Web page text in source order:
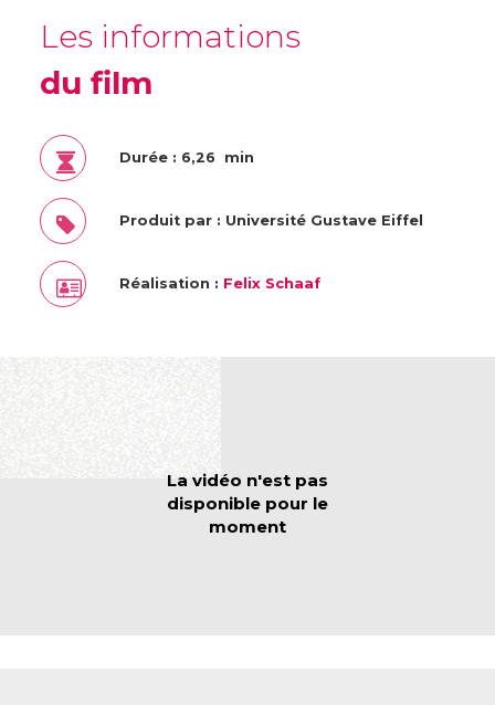
Les informations
du film
Durée : 6,26 min
Produit par : Université Gustave Eiffel
Réalisation : Felix Schaaf